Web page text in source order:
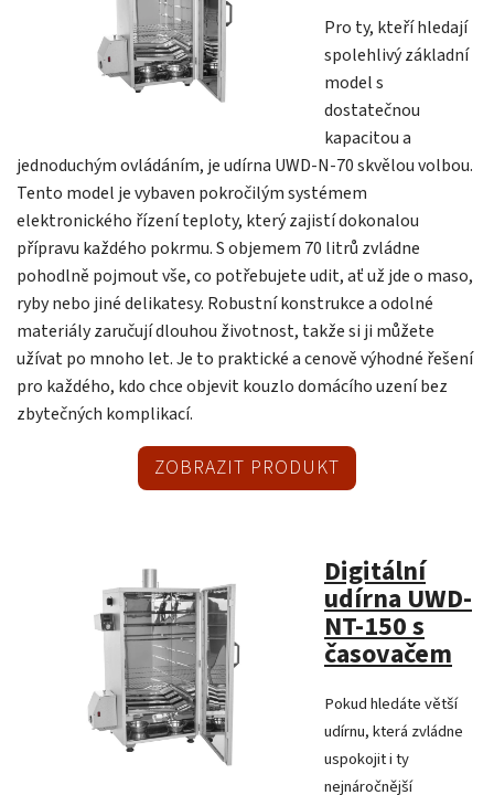
Pro ty, kteří hledají
spolehlivý základní
model s
dostatečnou
kapacitou a
jednoduchým ovládáním, je udírna UWD-N-70 skvělou volbou.
Tento model je vybaven pokročilým systémem
elektronického řízení teploty, který zajistí dokonalou
přípravu každého pokrmu. S objemem 70 litrů zvládne
pohodlně pojmout vše, co potřebujete udit, ať už jde o maso,
ryby nebo jiné delikatesy. Robustní konstrukce a odolné
materiály zaručují dlouhou životnost, takže si ji můžete
užívat po mnoho let. Je to praktické a cenově výhodné řešení
pro každého, kdo chce objevit kouzlo domácího uzení bez
zbytečných komplikací.
ZOBRAZIT PRODUKT
Digitální
udírna UWD-
NT-150 s
časovačem
Pokud hledáte větší
udírnu, která zvládne
uspokojit i ty
nejnáročnější